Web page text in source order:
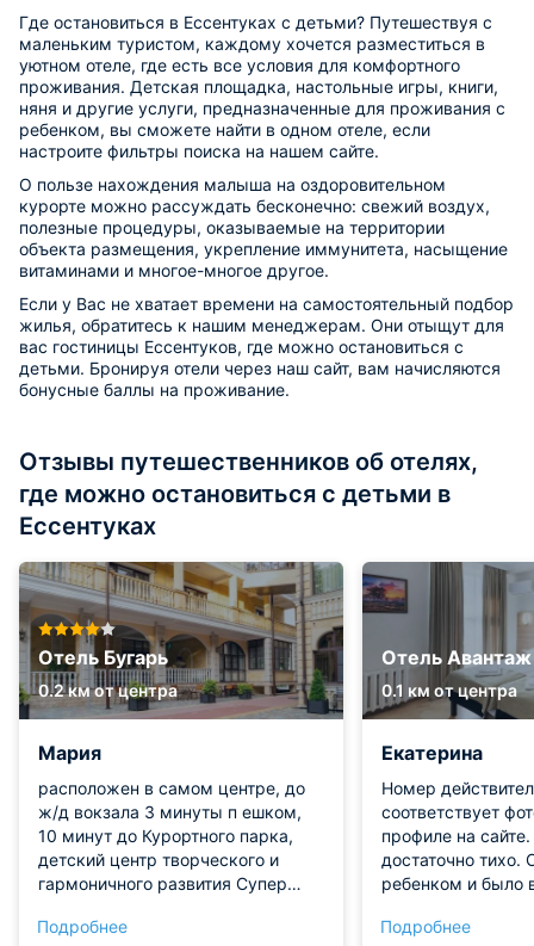
Где остановиться в Ессентуках с детьми? Путешествуя с
маленьким туристом, каждому хочется разместиться в
уютном отеле, где есть все условия для комфортного
проживания. Детская площадка, настольные игры, книги,
няня и другие услуги, предназначенные для проживания с
ребенком, вы сможете найти в одном отеле, если
настроите фильтры поиска на нашем сайте.
О пользе нахождения малыша на оздоровительном
курорте можно рассуждать бесконечно: свежий воздух,
полезные процедуры, оказываемые на территории
объекта размещения, укрепление иммунитета, насыщение
витаминами и многое-многое другое.
Если у Вас не хватает времени на самостоятельный подбор
жилья, обратитесь к нашим менеджерам. Они отыщут для
вас гостиницы Ессентуков, где можно остановиться с
детьми. Бронируя отели через наш сайт, вам начисляются
бонусные баллы на проживание.
Отзывы путешественников об отелях,
где можно остановиться с детьми в
Ессентуках
Отель Бугарь
0.2 км от центра
Мария
расположен в самом центре, до
ж/д вокзала 3 минуты п ешком,
10 минут до Курортного парка,
детский центр творческого и
гармоничного развития Супер
дня :-) - был увлечен занятиями).
Подробнее
Отель Авантаж
0.1 км от центра
Екатерина
Номер
соответствует
профиле на
достаточно тихо.
ребенком и было
обеденный сон,
Подробнее